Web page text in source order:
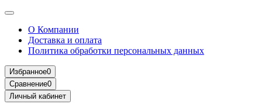
О Компании
Доставка и оплата
Политика обработки персональных данных
Избранное0
Сравнение0
Личный кабинет